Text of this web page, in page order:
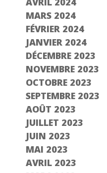
MARS 2024
FÉVRIER 2024
JANVIER 2024
DÉCEMBRE 2023
NOVEMBRE 2023
OCTOBRE 2023
SEPTEMBRE 2023
AOÛT 2023
JUILLET 2023
JUIN 2023
MAI 2023
AVRIL 2023